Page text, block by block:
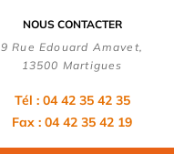
NOUS CONTACTER
9 Rue Edouard Amavet,
13500 Martigues
Tél : 04 42 35 42 35
Fax : 04 42 35 42 19